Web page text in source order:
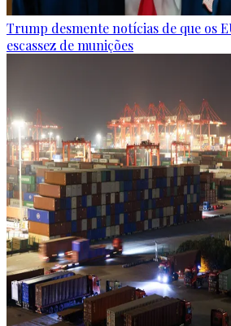
Trump desmente notícias de que os
escassez de munições